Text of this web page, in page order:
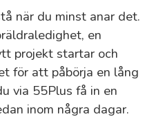
när du minst anar det.
en
projekt startar och
för att påbörja en lång
via 55Plus få in en
inom några dagar.